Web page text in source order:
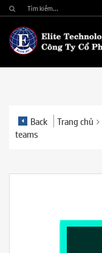
Back Trang chủ
teams